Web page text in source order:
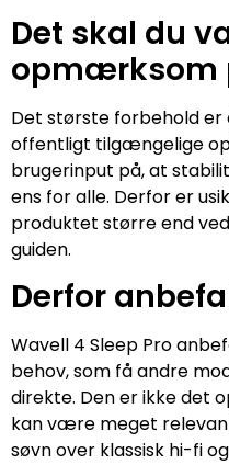
Det skal du
opmærksom
Det største forbehold
offentligt tilgængelige
brugerinput på, at
ens for alle. Derfor er
produktet større end
guiden.
Derfor
Wavell 4 Sleep Pro
behov, som få andre
direkte. Den er ikke det
kan være meget
søvn over klassisk hi-fi